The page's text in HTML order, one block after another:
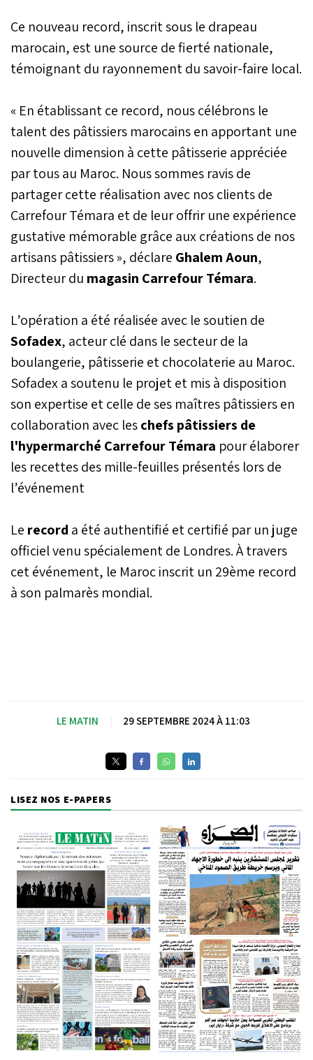
Ce nouveau record, inscrit sous le drapeau
marocain, est une source de fierté nationale,
témoignant du rayonnement du savoir-faire local.
« En établissant ce record, nous célébrons le
talent des pâtissiers marocains en apportant une
nouvelle dimension à cette pâtisserie appréciée
par tous au Maroc. Nous sommes ravis de
partager cette réalisation avec nos clients de
Carrefour Témara et de leur offrir une expérience
gustative mémorable grâce aux créations de nos
artisans pâtissiers », déclare Ghalem Aoun,
Directeur du magasin Carrefour Témara.
L’opération a été réalisée avec le soutien de
Sofadex, acteur clé dans le secteur de la
boulangerie, pâtisserie et chocolaterie au Maroc.
Sofadex a soutenu le projet et mis à disposition
son expertise et celle de ses maîtres pâtissiers en
collaboration avec leschefs pâtissiers de
l'hypermarché Carrefour Témara pour élaborer
les recettes des mille-feuilles présentés lors de
l’événement
Le record a été authentifié et certifié par un juge
officiel venu spécialement de Londres. À travers
cet événement, le Maroc inscrit un 29ème record
à son palmarès mondial.
LE MATIN 29 SEPTEMBRE 2024 À 11:03
LISEZ NOS E-PAPERS